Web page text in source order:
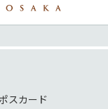
スカード